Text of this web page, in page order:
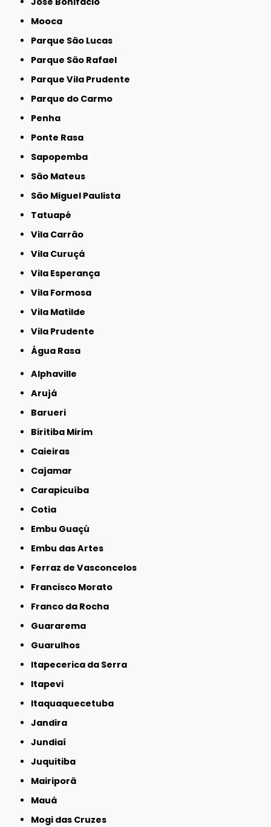
Mooca
Parque São Lucas
Parque São Rafael
Parque Vila Prudente
Parque do Carmo
Penha
Ponte Rasa
Sapopemba
São Mateus
São Miguel Paulista
Tatuapé
Vila Carrão
Vila Curuçá
Vila Esperança
Vila Formosa
Vila Matilde
Vila Prudente
Água Rasa
Alphaville
Arujá
Barueri
Biritiba Mirim
Caieiras
Cajamar
Carapicuíba
Cotia
Embu Guaçú
Embu das Artes
Ferraz de Vasconcelos
Francisco Morato
Franco da Rocha
Guararema
Guarulhos
Itapecerica da Serra
Itapevi
Itaquaquecetuba
Jandira
Jundiaí
Juquitiba
Mairiporã
Mauá
Mogi das Cruzes